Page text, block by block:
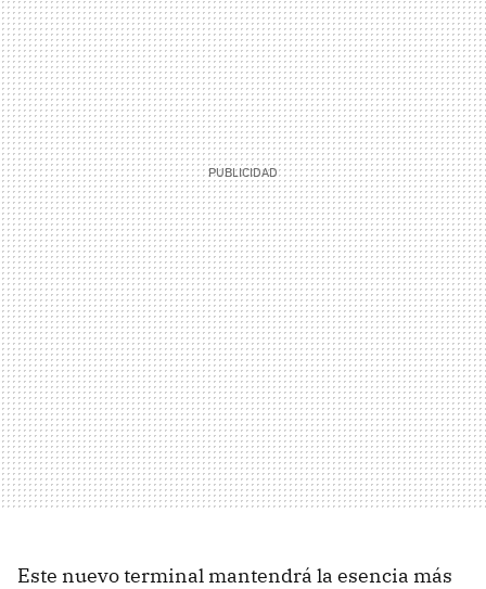
Este nuevo terminal mantendrá la esencia más